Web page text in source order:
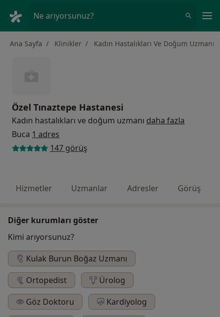
Ne arıyorsunuz?
Ana Sayfa Klinikler Kadın Hastalıkları Ve Doğum Uzmanı
Özel Tınaztepe Hastanesi
Kadın hastalıkları ve doğum uzmanı daha fazla
Buca 1 adres
147 görüş
Hizmetler Uzmanlar Adresler Görüş
Diğer kurumları göster
Kimi arıyorsunuz?
Kulak Burun Boğaz Uzmanı
Ortopedist
Ürolog
Göz Doktoru
Kardiyolog